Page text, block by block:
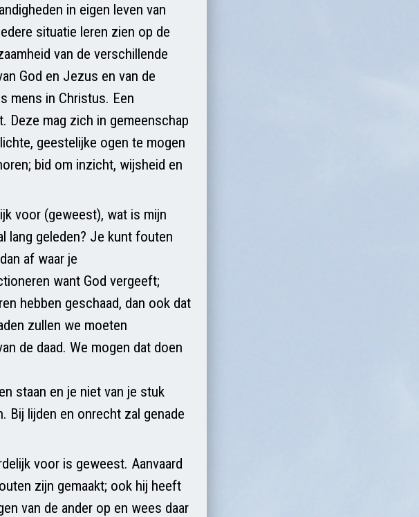
in eigen leven van
situatie leren zien op de
van de verschillende
God en Jezus en van de
mens in Christus. Een
Deze mag zich in gemeenschap
geestelijke ogen te mogen
bid om inzicht, wijsheid en
voor (geweest), wat is mijn
lang geleden? Je kunt fouten
af waar je
want God vergeeft;
hebben geschaad, dan ook dat
zullen we moeten
de daad. We mogen dat doen
staan en je niet van je stuk
Bij lijden en onrecht zal genade
voor is geweest. Aanvaard
zijn gemaakt; ook hij heeft
van de ander op en wees daar